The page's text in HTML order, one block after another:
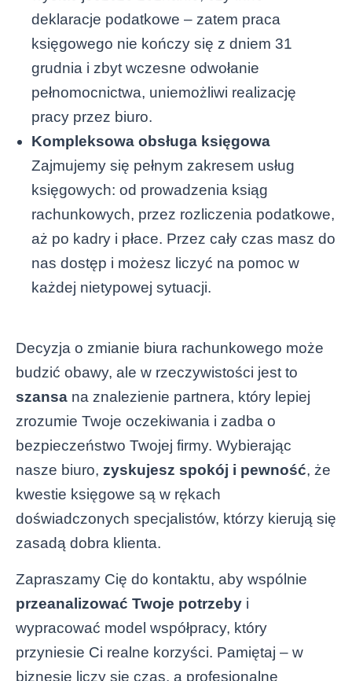
deklaracje podatkowe – zatem praca
księgowego nie kończy się z dniem 31
grudnia i zbyt wczesne odwołanie
pełnomocnictwa, uniemożliwi realizację
pracy przez biuro.
Kompleksowa obsługa księgowa
Zajmujemy się pełnym zakresem usług
księgowych: od prowadzenia ksiąg
rachunkowych, przez rozliczenia podatkowe,
aż po kadry i płace. Przez cały czas masz do
nas dostęp i możesz liczyć na pomoc w
każdej nietypowej sytuacji.
Decyzja o zmianie biura rachunkowego może
budzić obawy, ale w rzeczywistości jest to
szansa na znalezienie partnera, który lepiej
zrozumie Twoje oczekiwania i zadba o
bezpieczeństwo Twojej firmy. Wybierając
nasze biuro, zyskujesz spokój i pewność, że
kwestie księgowe są w rękach
doświadczonych specjalistów, którzy kierują się
zasadą dobra klienta.
Zapraszamy Cię do kontaktu, aby wspólnie
przeanalizować Twoje potrzeby i
wypracować model współpracy, który
przyniesie Ci realne korzyści. Pamiętaj – w
biznesie liczy się czas, a profesjonalne